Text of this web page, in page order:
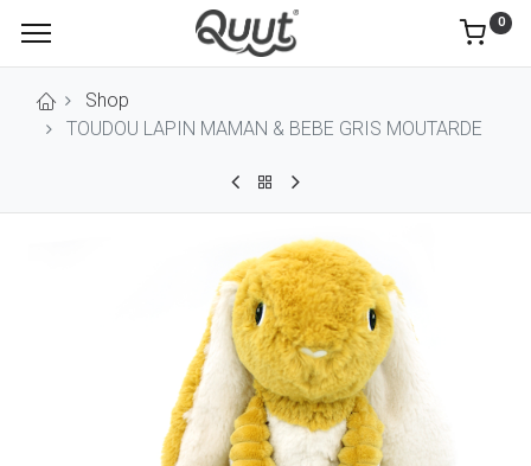
0
Shop
TOUDOU LAPIN MAMAN & BEBE GRIS MOUTARDE